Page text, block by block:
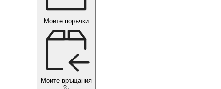
Моите поръчки
Моите връщания